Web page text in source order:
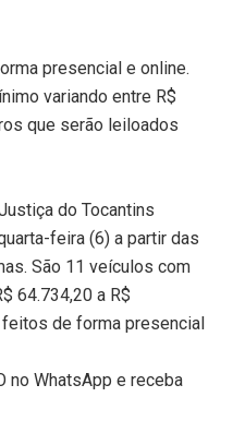
presencial e online.
variando entre R$
que serão leiloados
do Tocantins
feira (6) a partir das
São 11 veículos com
64.734,20 a R$
de forma presencial
no WhatsApp e receba